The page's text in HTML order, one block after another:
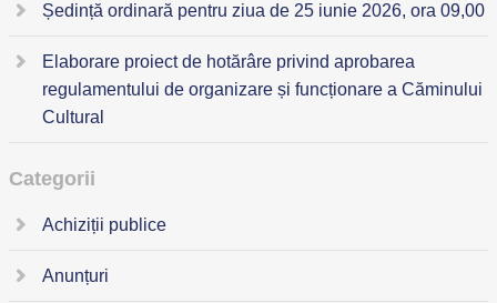
Ședință ordinară pentru ziua de 25 iunie 2026, ora 09,00
Elaborare proiect de hotărâre privind aprobarea
regulamentului de organizare și funcționare a Căminului
Cultural
Categorii
Achiziții publice
Anunțuri